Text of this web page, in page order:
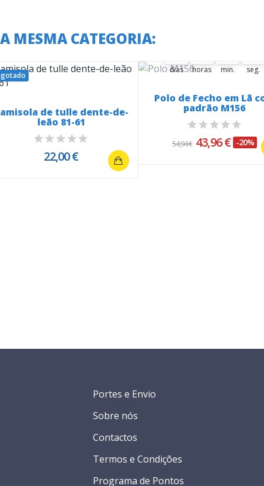
MESMA CATEGORIA:
de tulle dente-de-
leão 81-61
22,00 €
dias horas min. seg.
Polo de Fecho em Lã
padrão M156
54,94 € 43,96 € -20%
Portes e Envio
Sobre nós
Contactos
Termos e Condições
Programa de Pontos